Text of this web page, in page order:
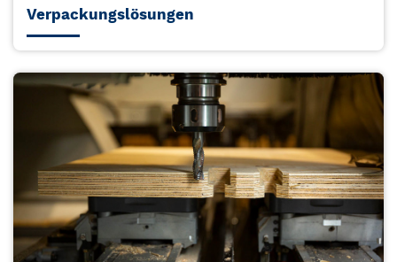
Verpackungslösungen